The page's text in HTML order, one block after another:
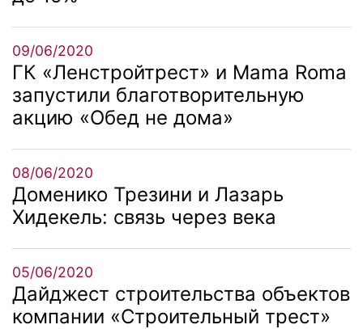
09/06/2020
ГК «Ленстройтрест» и Mama Roma
запустили благотворительную
акцию «Обед не дома»
08/06/2020
Доменико Трезини и Лазарь
Хидекель: связь через века
05/06/2020
Дайджест строительства объектов
компании «Строительный трест»